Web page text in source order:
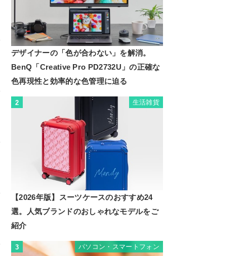
デザイナーの「色が合わない」を解消。
BenQ「Creative Pro PD2732U」の正確な
色再現性と効率的な色管理に迫る
2 生活雑貨
【2026年版】スーツケースのおすすめ24
選。人気ブランドのおしゃれなモデルをご
紹介
3 パソコン・スマートフォン